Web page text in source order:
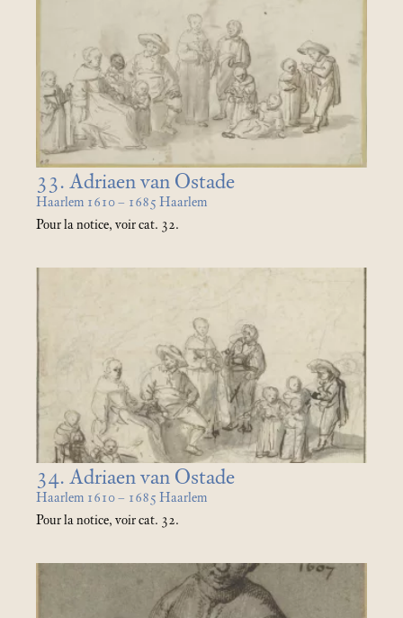
33. Adriaen van Ostade
Haarlem 1610 – 1685 Haarlem
Pour la notice, voir cat. 32.
34. Adriaen van Ostade
Haarlem 1610 – 1685 Haarlem
Pour la notice, voir cat. 32.